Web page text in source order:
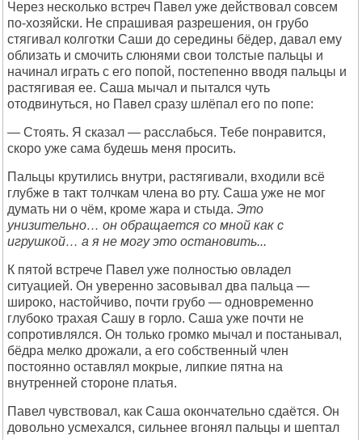
Через несколько встреч Павел уже действовал совсем
по-хозяйски. Не спрашивая разрешения, он грубо
стягивал колготки Саши до середины бёдер, давал ему
облизать и смочить слюнями свои толстые пальцы и
начинал играть с его попой, постепенно вводя пальцы и
растягивая ее. Саша мычал и пытался чуть
отодвинуться, но Павел сразу шлёпал его по попе:
— Стоять. Я сказал — расслабься. Тебе понравится,
скоро уже сама будешь меня просить.
Пальцы крутились внутри, растягивали, входили всё
глубже в такт толчкам члена во рту. Саша уже не мог
думать ни о чём, кроме жара и стыда. Это
унизительно… он обращается со мной как с
игрушкой… а я не могу это остановить...
К пятой встрече Павел уже полностью овладел
ситуацией. Он уверенно засовывал два пальца —
широко, настойчиво, почти грубо — одновременно
глубоко трахая Сашу в горло. Саша уже почти не
сопротивлялся. Он только громко мычал и постанывал,
бёдра мелко дрожали, а его собственный член
постоянно оставлял мокрые, липкие пятна на
внутренней стороне платья.
Павел чувствовал, как Саша окончательно сдаётся. Он
довольно усмехался, сильнее вгонял пальцы и шептал